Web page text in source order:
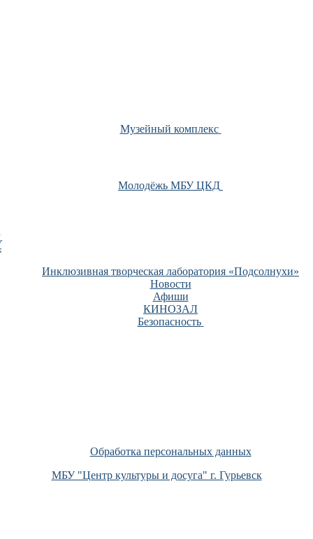
Музейный комплекс
Молодёжь МБУ ЦКД
Инклюзивная творческая лаборатория «Подсолнухи»
Новости
Афиши
КИНОЗАЛ
Безопасность
Обработка персональных данных
МБУ "Центр культуры и досуга" г. Гурьевск